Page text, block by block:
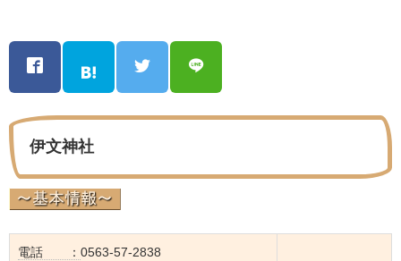
伊文神社
電話 ： 0563-57-2838